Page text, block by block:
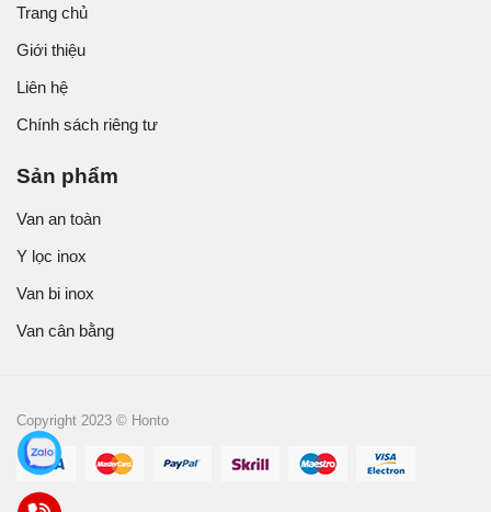
Trang chủ
Giới thiệu
Liên hệ
Chính sách riêng tư
Sản phẩm
Van an toàn
Y lọc inox
Van bi inox
Van cân bằng
Copyright 2023 © Honto